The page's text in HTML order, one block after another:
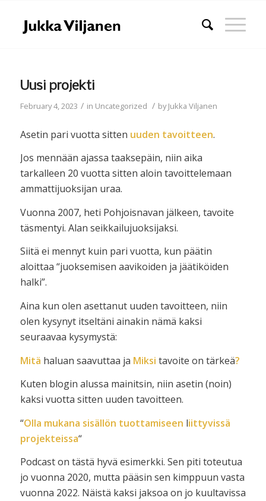
Uusi projekti
February 4, 2023 / in Uncategorized / byJukka Viljanen
Asetin pari vuotta sitten uuden tavoitteen.
Jos mennään ajassa taaksepäin, niin aika
tarkalleen 20 vuotta sitten aloin tavoittelemaan
ammattijuoksijan uraa.
Vuonna 2007, heti Pohjoisnavan jälkeen, tavoite
täsmentyi. Alan seikkailujuoksijaksi.
Siitä ei mennyt kuin pari vuotta, kun päätin
aloittaa “juoksemisen aavikoiden ja jäätiköiden
halki”.
Aina kun olen asettanut uuden tavoitteen, niin
olen kysynyt itseltäni ainakin nämä kaksi
seuraavaa kysymystä:
Mitä haluan saavuttaa ja Miksi tavoite on tärkeä?
Kuten blogin alussa mainitsin, niin asetin (noin)
kaksi vuotta sitten uuden tavoitteen.
“Olla mukana sisällön tuottamiseen liittyvissä
projekteissa“
Podcast on tästä hyvä esimerkki. Sen piti toteutua
jo vuonna 2020, mutta pääsin sen kimppuun vasta
vuonna 2022. Näistä kaksi jaksoa on jo kuultavissa